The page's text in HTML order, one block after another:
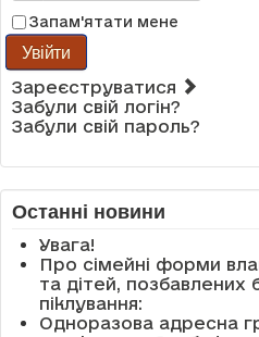
Запам'ятати мене
Увійти
Зареєструватися
Забули свій логін?
Забули свій пароль?
Останні новини
Увага!
Про сімейні форми
та дітей, позбавлених
піклування:
Одноразова адресна